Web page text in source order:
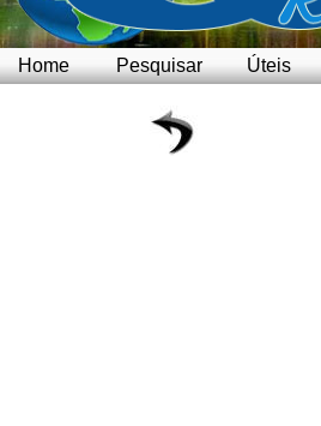
Home Pesquisar Úteis